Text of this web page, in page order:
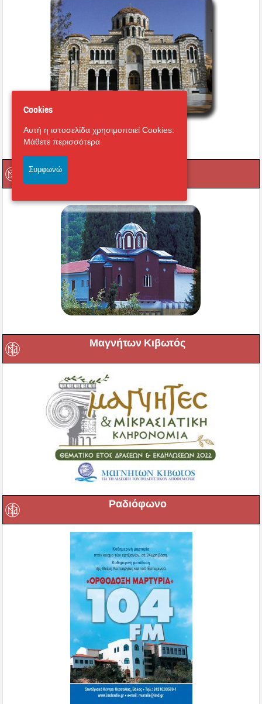
Εικονική περιήγηση στο
Μητροπολιτικό Ναό
Μαγνήτων Κιβωτός
Ραδιόφωνο
Cookies
Αυτή η ιστοσελίδα χρησιμοποιεί Cookies:
Μάθετε περισσότερα
Συμφωνώ